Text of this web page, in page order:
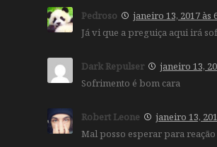
Pedroso
janeiro 13, 2017 às
Já vi que a preguiça aqui irá
Dark Repulser
janeiro 13,
Sofrimento é bom cara
Robert Leone
janeiro 13,
Mal posso esperar para